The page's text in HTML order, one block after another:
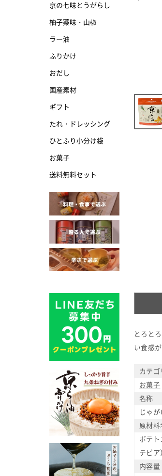
京の七味とうがらし
柚子薬味・山椒
ラー油
ふりかけ
おだし
国産素材
ギフト
たれ・ドレッシング
ひとふり小分け袋
お菓子
送料無料セット
とろと
い食感
カテゴ
お菓子
名称
じゃ
原材料
ポテ
テビア
内容量